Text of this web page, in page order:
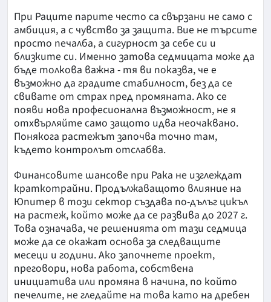
При Раците парите често са свързани не само с
амбиция, а с чувство за защита. Вие не търсите
просто печалба, а сигурност за себе си и
близките си. Именно затова седмицата може да
бъде толкова важна - тя ви показва, че е
възможно да градите стабилност, без да се
свивате от страх пред промяната. Ако се
появи нова професионална възможност, не я
отхвърляйте само защото идва неочаквано.
Понякога растежът започва точно там,
където контролът отслабва.
Финансовите шансове при Рака не изглеждат
краткотрайни. Продължаващото влияние на
Юпитер в този сектор създава по-дълъг цикъл
на растеж, който може да се развива до 2027 г.
Това означава, че решенията от тази седмица
може да се окажат основа за следващите
месеци и години. Ако започнете проект,
преговори, нова работа, собствена
инициатива или промяна в начина, по който
печелите, не гледайте на това като на дребен